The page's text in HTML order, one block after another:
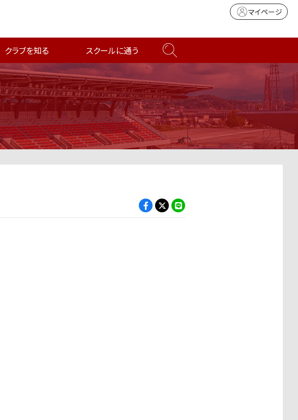
マイページ
クラブを知る スクールに通う